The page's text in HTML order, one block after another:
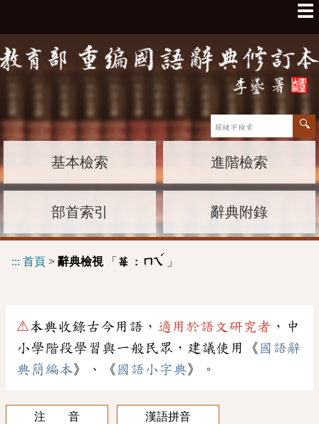
☰
基本檢索 進階檢索
部首索引 辭典附錄
::: 首頁 > 辭典檢視「 苺 : ㄇㄟ
ˊ
」
⚠本典收錄古今用語， 適用於語文研究者 ，中
小學階段學習與一般民眾，建議使用《 國語辭
典簡編本》、《 國語小字典》。
注 音
漢語拼音